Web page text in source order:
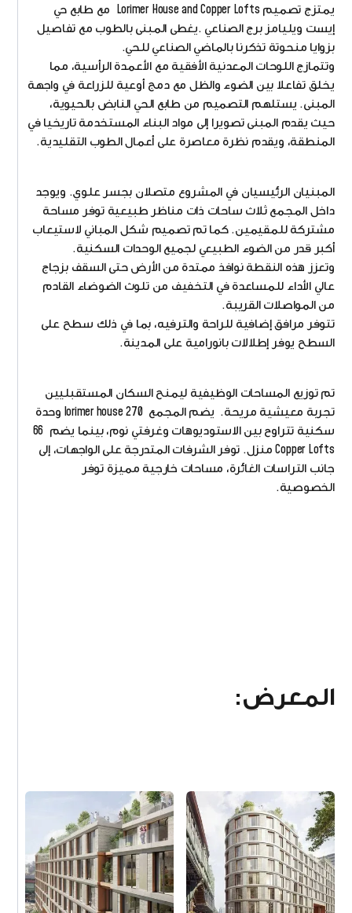
يمتزج تصميم Lorimer House and Copper Lofts مع طابع حي
إيست ويليامز برج الصناعي .يغطى المبنى بالطوب مع تفاصيل
بزوايا منحوتة تذكرنا بالماضي الصناعي للحي.
وتتمازج اللوحات المعدنية الأفقية مع الأعمدة الرأسية، مما
يخلق تفاعلا بين الضوء والظل مع دمج أوعية للزراعة في واجهة
المبنى. يستلهم التصميم من طابع الحي النابض بالحيوية،
حيث يقدم المبنى تصويرا إلى مواد البناء المستخدمة تاريخيا في
المنطقة، ويقدم نظرة معاصرة على أعمال الطوب التقليدية.
المبنيان الرئيسيان في المشروع متصلان بجسر علوي. ويوجد
داخل المجمع ثلاث ساحات ذات مناظر طبيعية توفر مساحة
مشتركة للمقيمين. كما تم تصميم شكل المباني لاستيعاب
أكبر قدر من الضوء الطبيعي لجميع الوحدات السكنية.
وتعزز هذه النقطة نوافذ ممتدة من الأرض حتى السقف بزجاج
عالي الأداء للمساعدة في التخفيف من تلوث الضوضاء القادم
من المواصلات القريبة.
تتوفر مرافق إضافية للراحة والترفيه، بما في ذلك سطح على
السطح يوفر إطلالات بانورامية على المدينة.
تم توزيع المساحات الوظيفية ليمنح السكان المستقبليين
تجربة معيشية مريحة. يضم المجمع lorimer house 270 وحدة
سكنية تتراوح بين الاستوديوهات وغرفتي نوم، بينما يضم 66
Copper Lofts منزل. توفر الشرفات المتدرجة على الواجهات، إلى
جانب التراسات الغائرة، مساحات خارجية مميزة توفر
الخصوصية.
المعرض: